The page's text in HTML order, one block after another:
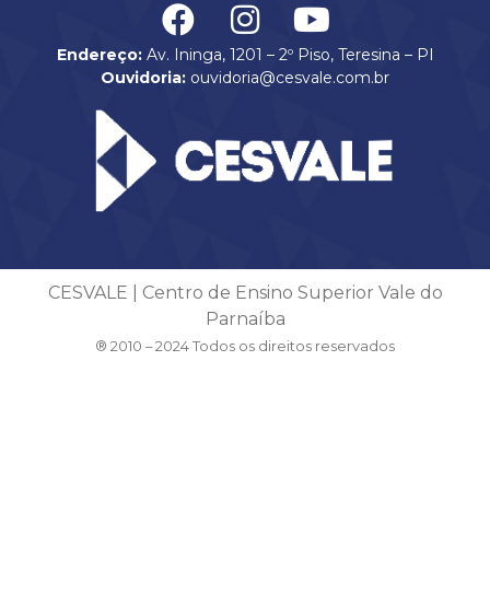
Endereço:Av. Ininga, 1201 – 2º Piso, Teresina – PI
Ouvidoria: ouvidoria@cesvale.com.br
CESVALE | Centro de Ensino Superior Vale do
Parnaíba
® 2010 – 2024 Todos os direitos reservados